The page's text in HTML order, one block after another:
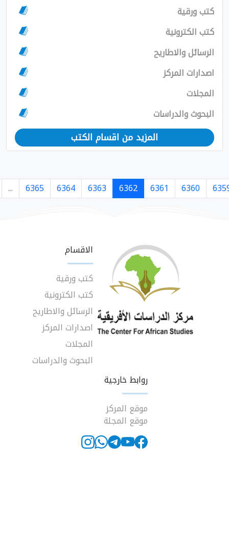
من اقسام الكتب
6362
6363
6364
6365
...
7363
7364
›
الاقسام
كتب ورقية
كتب الكترونية
الرسائل والاطاريح
اصدارات المركز